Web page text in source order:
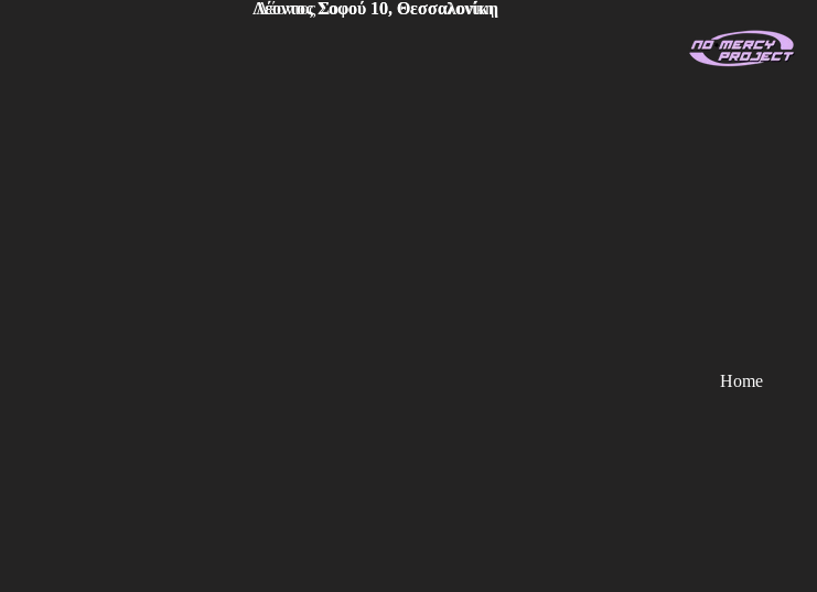
Λέοντος Σοφού 10, Θεσσαλονίκη
Λέοντος Σοφού 10, Θεσσαλονίκη
Home